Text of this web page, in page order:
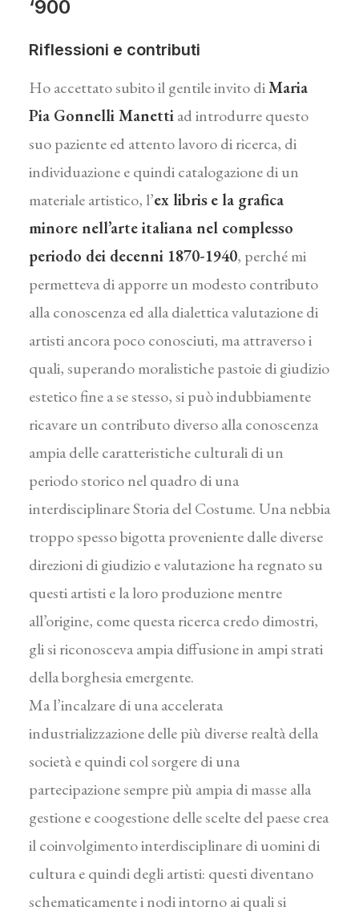
‘900
Riflessioni e contributi
Ho accettato subito il gentile invito diMaria
Pia Gonnelli Manettiad intro­durre questo
suo paziente ed attento lavoro di ricerca, di
individuazione e quindi catalogazione di un
materiale artistico, l’ex librise la grafica
minore nell’arte ita­liana nel complesso
periodo dei decenni 1870-1940, perché mi
permetteva di apporre un modesto contributo
alla conoscenza ed alla dialettica valutazione di
artisti ancora poco conosciuti, ma attraverso i
quali, superando moralistiche pastoie di giudizio
estetico fine a se stesso, si può indubbiamente
ricavare un contributo di­verso alla conoscenza
ampia delle caratteristiche culturali di un
periodo storico nel quadro di una
interdisciplinare Storia del Costume. Una nebbia
troppo spesso bigotta proveniente dalle diverse
direzioni di giudizio e valutazione ha regnato su
questi artisti e la loro produzione mentre
all’origine, come questa ricerca credo dimo­stri,
gli si riconosceva ampia diffusione in ampi strati
della borghesia emergente.
Ma l’incalzare di una accelerata
industrializzazione delle più diverse realtà della
società e quindi col sorgere di una
partecipazione sempre più ampia di masse alla
gestione e coogestione delle scelte del paese crea
il coinvolgimento interdisciplinare di uomini di
cultura e quindi degli artisti: questi diventano
schematicamente i nodi intorno ai quali si